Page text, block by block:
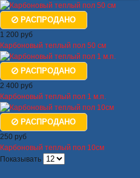
РАСПРОДАНО
1 200 руб
Карбоновый теплый пол 50 см
РАСПРОДАНО
2 400 руб
Карбоновый теплый пол 1 м.п.
РАСПРОДАНО
250 руб
Карбоновый теплый пол 10см
Показывать